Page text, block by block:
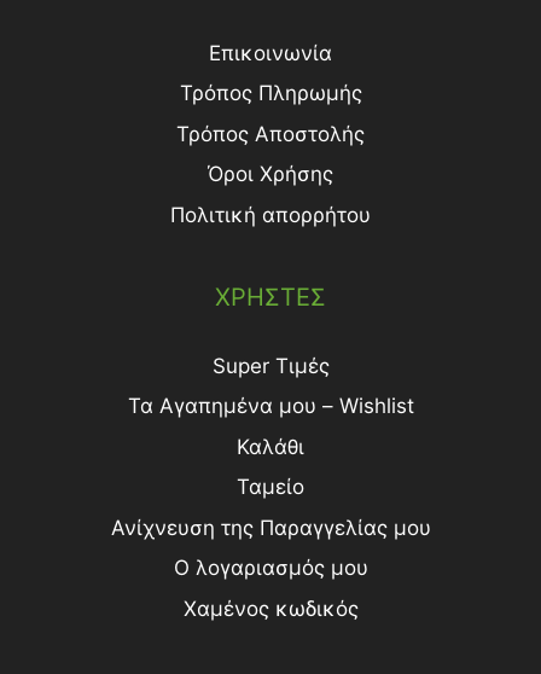
Επικοινωνία
Τρόπος Πληρωμής
Τρόπος Aποστολής
Όροι Χρήσης
Πολιτική απορρήτου
ΧΡΗΣΤΕΣ
Super Τιμές
Τα Αγαπημένα μου – Wishlist
Καλάθι
Ταμείο
Ανίχνευση της Παραγγελίας μου
Ο λογαριασμός μου
Χαμένος κωδικός